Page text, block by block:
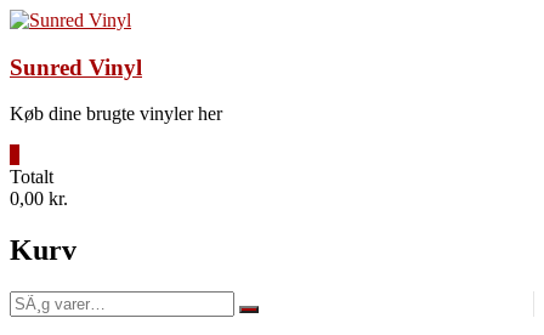
Videre
indhold
Sunred Vinyl
Køb dine brugte vinyler her
Totalt
0,00 kr.
Kurv
SÃ¸g
efter: